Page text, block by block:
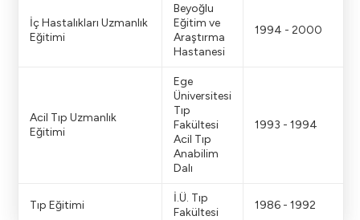
İç Hastalıkları Uzmanlık
Eğitimi
Beyoğlu
Eğitim ve
Araştırma
Hastanesi
1994 - 2000
Acil Tıp Uzmanlık
Eğitimi
Ege
Üniversitesi
Tıp
Fakültesi
Acil Tıp
Anabilim
Dalı
1993 - 1994
Tıp Eğitimi
İ.Ü. Tıp
Fakültesi
1986 - 1992